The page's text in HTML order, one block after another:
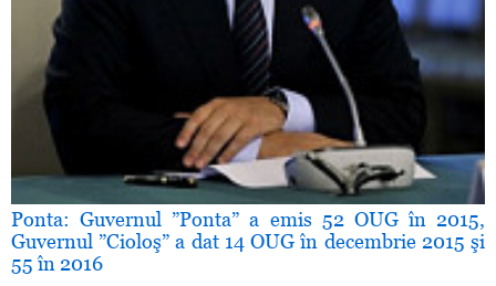
Ponta: Guvernul ”Ponta” a emis 52 OUG în 2015,
Guvernul ”Cioloş” a dat 14 OUG în decembrie 2015 şi
55 în 2016